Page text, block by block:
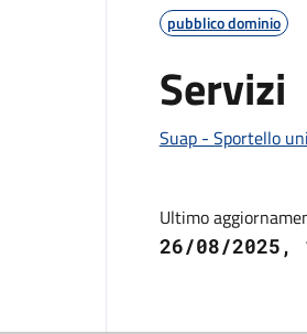
pubblico dominio
Servizi
Suap - Sportello
Ultimo
26/08/2025,